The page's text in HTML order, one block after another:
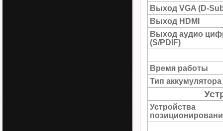
Выход VGA (D-
Выход HDMI
Выход аудио
(S/PDIF)
Время работы
Тип аккумулятора
Устройства